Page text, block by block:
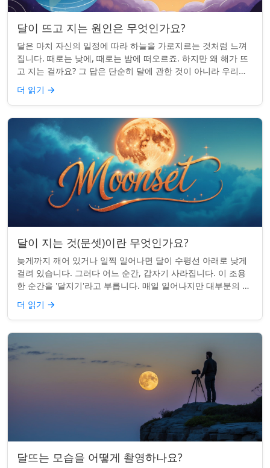
달이 뜨고 지는 원인은 무엇인가요?
달은 마치 자신의 일정에 따라 하늘을 가로지르는 것처럼 느껴
집니다. 때로는 낮에, 때로는 밤에 떠오르죠. 하지만 왜 해가 뜨
고 지는 걸까요? 그 답은 단순히 달에 관한 것이 아니라 우리에
관한 것입니다. 핵심 통찰:...
더 읽기 →
달이 지는 것(문셋)이란 무엇인가요?
늦게까지 깨어 있거나 일찍 일어나면 달이 수평선 아래로 낮게
걸려 있습니다. 그러다 어느 순간, 갑자기 사라집니다. 이 조용
한 순간을 '달지기'라고 부릅니다. 매일 일어나지만 대부분의 사
람들은 놓치곤 합니다. 핵심 ...
더 읽기 →
달뜨는 모습을 어떻게 촬영하나요?